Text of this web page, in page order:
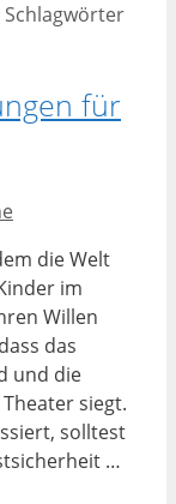
Schlagwörter
für
die Welt
im
Willen
das
und die
siegt.
solltest
…